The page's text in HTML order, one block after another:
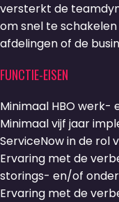
versterkt de
om snel te
afdelingen of de
FUNCTIE-EISEN
Minimaal HBO werk-
Minimaal vijf jaar
ServiceNow in de rol
Ervaring met de
storings- en/of
Ervaring met de